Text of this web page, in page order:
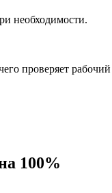
необходимости.
проверяет рабочий
100%